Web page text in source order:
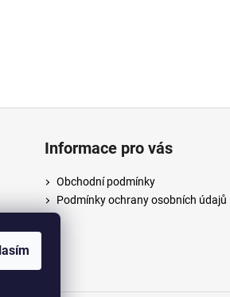
Informace pro vás
Obchodní podmínky
Podmínky ochrany osobních údajů